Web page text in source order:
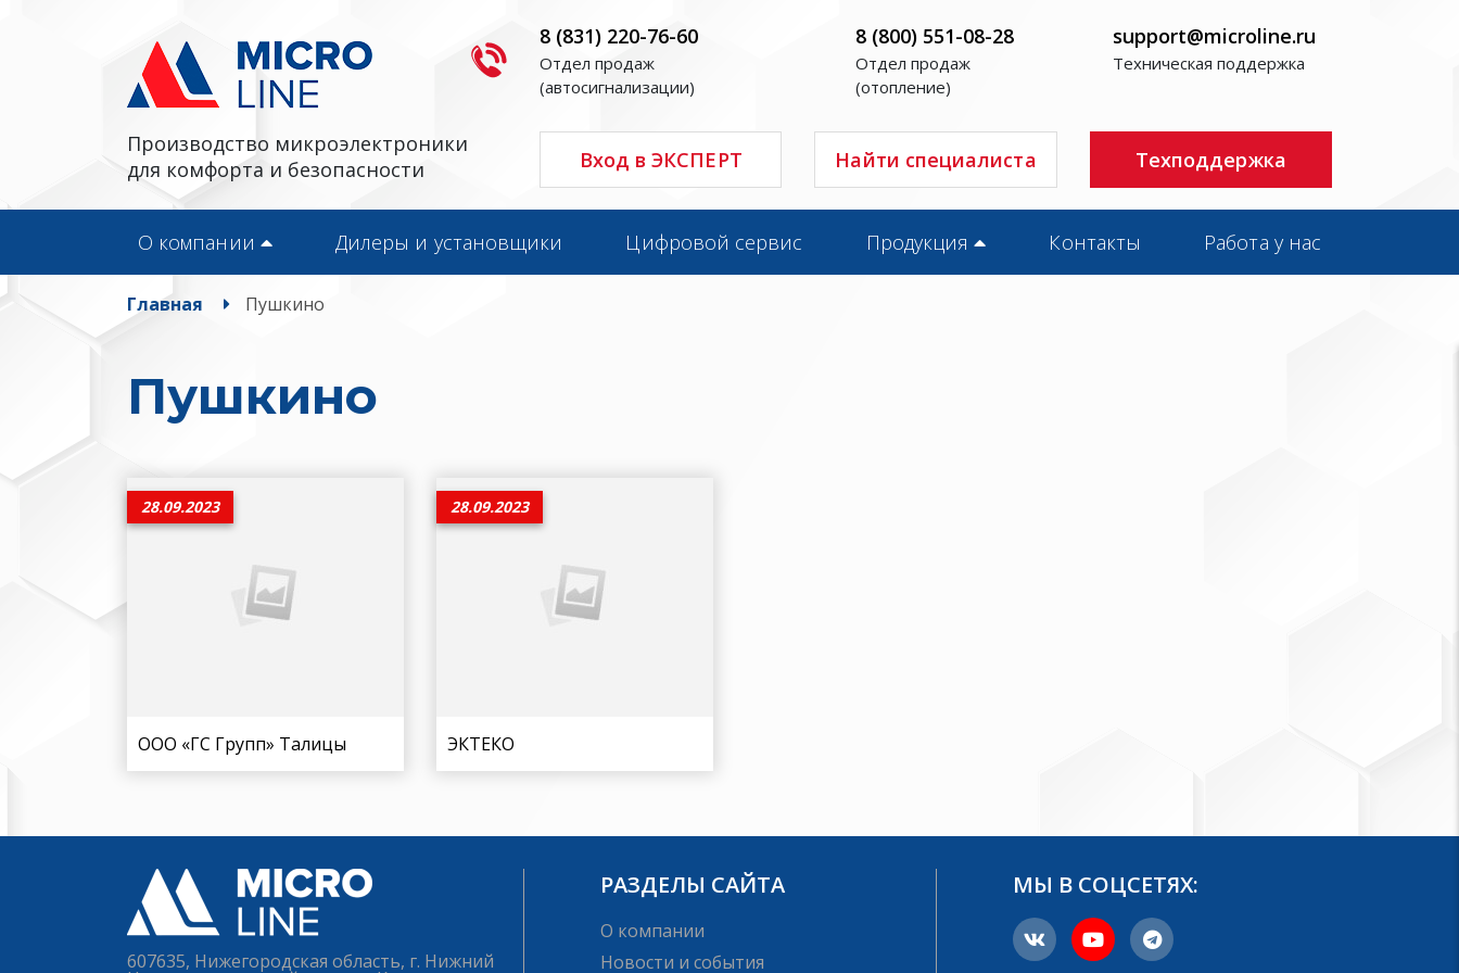
Производство микроэлектроники
для комфорта и безопасности
8 (831) 220-76-60
Отдел продаж
(автосигнализации)
8 (800) 551-08-28
Отдел продаж
(отопление)
support@microline.ru
Техническая поддержка
Вход в ЭКСПЕРТ Найти специалиста Техподдержка
О компании Дилеры и установщики Цифровой сервис Продукция Контакты Работа у нас
Главная Пушкино
Пушкино
28.09.2023
ООО «ГС Групп» Талицы
28.09.2023
ЭКТЕКО
607635, Нижегородская область, г. Нижний
РАЗДЕЛЫ САЙТА
О компании
Новости и события
МЫ В СОЦСЕТЯХ: